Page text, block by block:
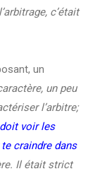
c’était
un
un peu
l’arbitre;
voir les
craindre dans
Il était strict